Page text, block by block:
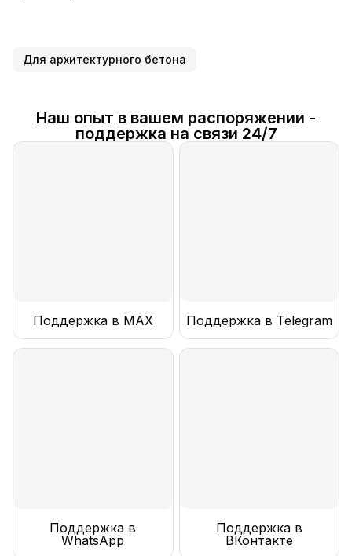
Для архитектурного бетона
Наш опыт в вашем распоряжении -
поддержка на связи 24/7
Поддержка в MAX Поддержка в Telegram
Поддержка в
WhatsApp
Поддержка в
ВКонтакте